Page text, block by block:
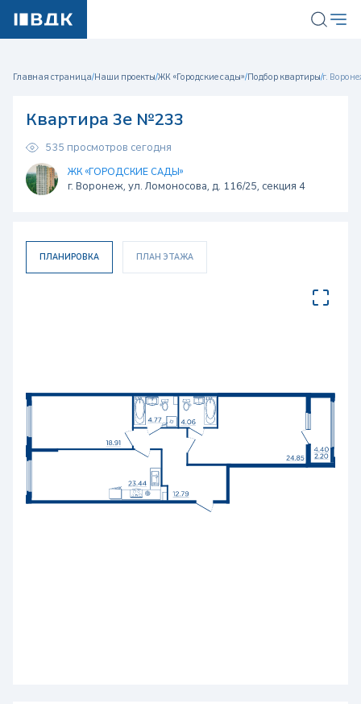
Главная страница/Наши проекты/ЖК «Городские сады»/Подбор квартиры/г.
Квартира 3е №233
535 просмотров сегодня
ЖК «ГОРОДСКИЕ САДЫ»
г. Воронеж, ул. Ломоносова, д. 116/25, секция 4
ПЛАНИРОВКА ПЛАН ЭТАЖА